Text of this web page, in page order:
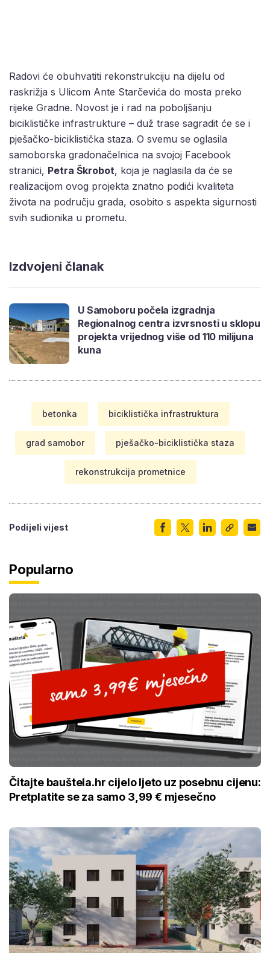
Radovi će obuhvatiti rekonstrukciju na dijelu od
raskrižja s Ulicom Ante Starčevića do mosta preko
rijeke Gradne. Novost je i rad na poboljšanju
biciklističke infrastrukture – duž trase sagradit će se i
pješačko-biciklistička staza. O svemu se oglasila
samoborska gradonačelnica na svojoj Facebook
stranici, Petra Škrobot, koja je naglasila da će se
realizacijom ovog projekta znatno podići kvaliteta
života na području grada, osobito s aspekta sigurnosti
svih sudionika u prometu.
Izdvojeni članak
U Samoboru počela izgradnja
Regionalnog centra izvrsnosti u sklopu
projekta vrijednog više od 110 milijuna
kuna
betonka biciklistička infrastruktura
grad samobor pješačko-biciklistička staza
rekonstrukcija prometnice
Podijeli vijest
Popularno
Čitajte bauštela.hr cijelo ljeto uz posebnu cijenu:
Pretplatite se za samo 3,99 € mjesečno